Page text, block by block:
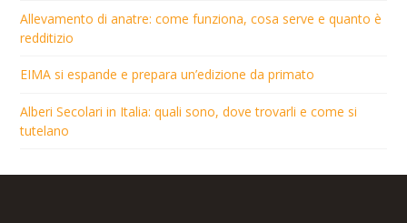
Allevamento di anatre: come funziona, cosa serve e quanto è
redditizio
EIMA si espande e prepara un’edizione da primato
Alberi Secolari in Italia: quali sono, dove trovarli e come si
tutelano